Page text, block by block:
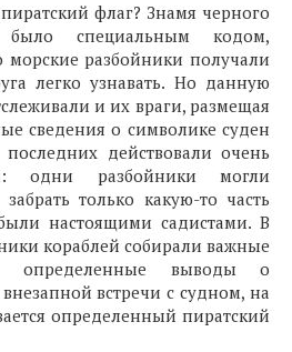
флаг? Знамя черного
специальным кодом,
морские разбойники получали
легко узнавать. Но данную
и их враги, размещая
сведения о символике суден
действовали очень
одни разбойники могли
только какую-то часть
настоящими садистами. В
кораблей собирали важные
выводы о
встречи с судном, на
определенный пиратский